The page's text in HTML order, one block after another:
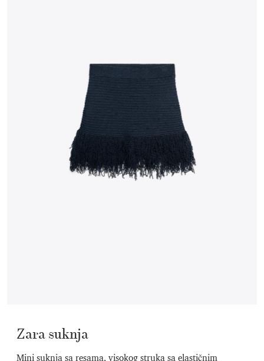
Zara suknja
Mini suknja sa resama, visokog struka sa elastičnim